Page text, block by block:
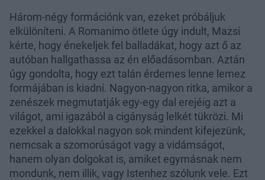
Három-négy formációnk van, ezeket próbáljuk
elkülöníteni. A Romanimo ötlete úgy indult, Mazsi
kérte, hogy énekeljek fel balladákat, hogy azt ő az
autóban hallgathassa az én előadásomban. Aztán
úgy gondolta, hogy ezt talán érdemes lenne lemez
formájában is kiadni. Nagyon-nagyon ritka, amikor a
zenészek megmutatják egy-egy dal erejéig azt a
világot, ami igazából a cigányság lelkét tükrözi. Mi
ezekkel a dalokkal nagyon sok mindent kifejezünk,
nemcsak a szomorúságot vagy a vidámságot,
hanem olyan dolgokat is, amiket egymásnak nem
mondunk, nem illik, vagy Istenhez szólunk vele. Ezt